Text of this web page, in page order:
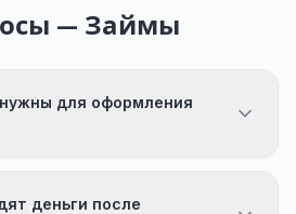
— Займы
для оформления
деньги после